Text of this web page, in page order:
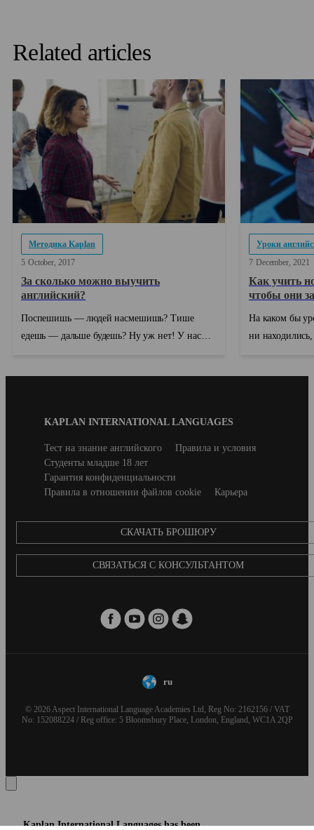
Related articles
Методика Kaplan
5 October 2017
За сколько можно выучить
английский?
Поспешишь — людей насмешишь? Тише
едешь — дальше будешь? Ну уж нет! У нас
Уроки
7 December 2021
Как учить
чтобы они
На каком бы
ни
KAPLAN INTERNATIONAL LANGUAGES
SecondaryТест на знание английского
Правила и условия
Студенты младше 18 лет
Гарантия конфиденциальности
Правила в отношении файлов cookie
Карьера
CКАЧАТЬ БРОШЮРУ
СВЯЗАТЬСЯ С КОНСУЛЬТАНТОМ
ru
© 2026 Aspect International Language Academies Ltd, Reg No: 2162156 / VAT
No: 152088224 / Reg office: 5 Bloomsbury Place, London, England, WC1A 2QP
Kaplan International Languages has been